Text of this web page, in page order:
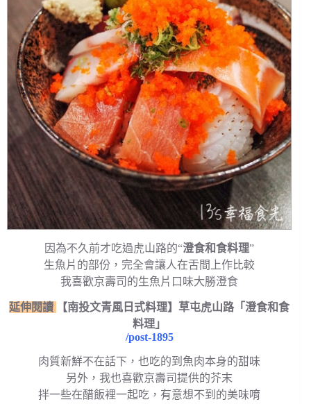
因為不久前才吃過虎山路的“澄食和食料理”
生魚片的部份，完全會讓人在舌間上作比較
我喜歡京壽司的生魚片口味大勝澄食
延伸閱讀
【南投文青風日式料理】草屯虎山路「澄食和食
料理」
/post-1895
肉質新鮮不在話下，也吃的到魚肉本身的甜味
另外，我也喜歡京壽司提供的芥末
拌一些在醋飯裡一起吃，有意想不到的美味唷